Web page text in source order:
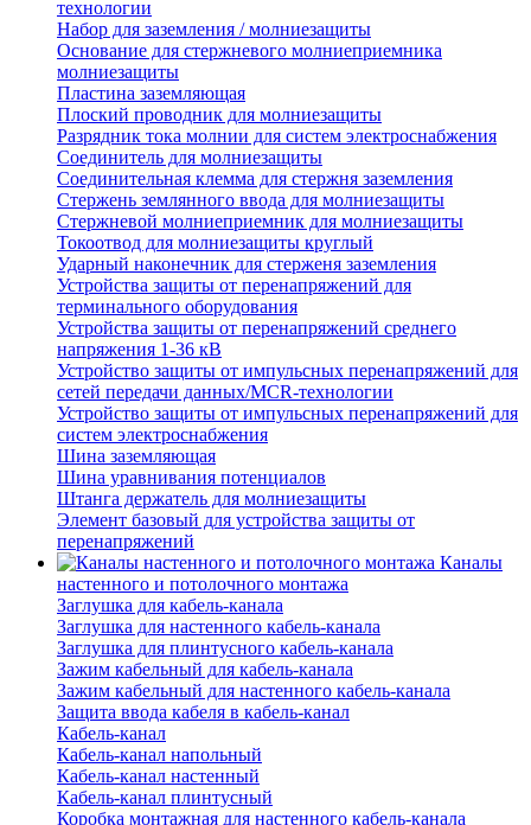
технологии
Набор для заземления / молниезащиты
Основание для стержневого молниеприемника
молниезащиты
Пластина заземляющая
Плоский проводник для молниезащиты
Разрядник тока молнии для систем электроснабжения
Соединитель для молниезащиты
Соединительная клемма для стержня заземления
Стержень землянного ввода для молниезащиты
Стержневой молниеприемник для молниезащиты
Токоотвод для молниезащиты круглый
Ударный наконечник для стерженя заземления
Устройства защиты от перенапряжений для
терминального оборудования
Устройства защиты от перенапряжений среднего
напряжения 1-36 кВ
Устройство защиты от импульсных перенапряжений для
сетей передачи данных/MCR-технологии
Устройство защиты от импульсных перенапряжений для
систем электроснабжения
Шина заземляющая
Шина уравнивания потенциалов
Штанга держатель для молниезащиты
Элемент базовый для устройства защиты от
перенапряжений
Каналы
настенного и потолочного монтажа
Заглушка для кабель-канала
Заглушка для настенного кабель-канала
Заглушка для плинтусного кабель-канала
Зажим кабельный для кабель-канала
Зажим кабельный для настенного кабель-канала
Защита ввода кабеля в кабель-канал
Кабель-канал
Кабель-канал напольный
Кабель-канал настенный
Кабель-канал плинтусный
Коробка монтажная для настенного кабель-канала